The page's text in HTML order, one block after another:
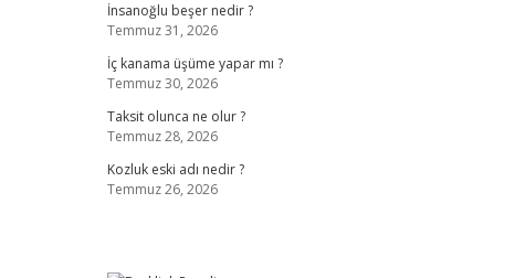
İnsanoğlu beşer nedir ?
Temmuz 31, 2026
İç kanama üşüme yapar mı ?
Temmuz 30, 2026
Taksit olunca ne olur ?
Temmuz 28, 2026
Kozluk eski adı nedir ?
Temmuz 26, 2026